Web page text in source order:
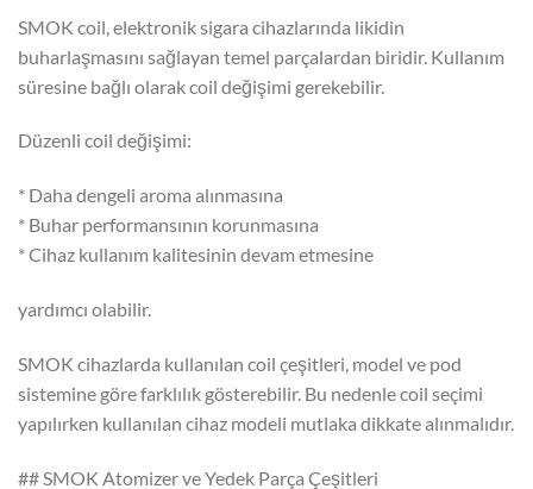
SMOK coil, elektronik sigara cihazlarında likidin
buharlaşmasını sağlayan temel parçalardan biridir. Kullanım
süresine bağlı olarak coil değişimi gerekebilir.
Düzenli coil değişimi:
* Daha dengeli aroma alınmasına
* Buhar performansının korunmasına
* Cihaz kullanım kalitesinin devam etmesine
yardımcı olabilir.
SMOK cihazlarda kullanılan coil çeşitleri, model ve pod
sistemine göre farklılık gösterebilir. Bu nedenle coil seçimi
yapılırken kullanılan cihaz modeli mutlaka dikkate alınmalıdır.
## SMOK Atomizer ve Yedek Parça Çeşitleri